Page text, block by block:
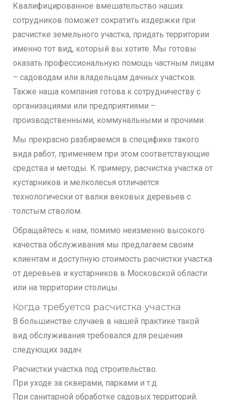
Квалифицированное вмешательство наших
сотрудников поможет сократить издержки при
расчистке земельного участка, придать территории
именно тот вид, который вы хотите. Мы готовы
оказать профессиональную помощь частным лицам
– садоводам или владельцам дачных участков.
Также наша компания готова к сотрудничеству с
организациями или предприятиями –
производственными, коммунальными и прочими.
Мы прекрасно разбираемся в специфике такого
вида работ, применяем при этом соответствующие
средства и методы. К примеру, расчистка участка от
кустарников и мелколесья отличается
технологически от валки вековых деревьев с
толстым стволом.
Обращайтесь к нам, помимо неизменно высокого
качества обслуживания мы предлагаем своим
клиентам и доступную стоимость расчистки участка
от деревьев и кустарников в Московской области
или на территории столицы.
Когда требуется расчистка участка
В большинстве случаев в нашей практике такой
вид обслуживания требовался для решения
следующих задач:
Расчистки участка под строительство.
При уходе за скверами, парками и т.д.
При санитарной обработке садовых территорий.